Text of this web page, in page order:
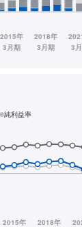
純利益率